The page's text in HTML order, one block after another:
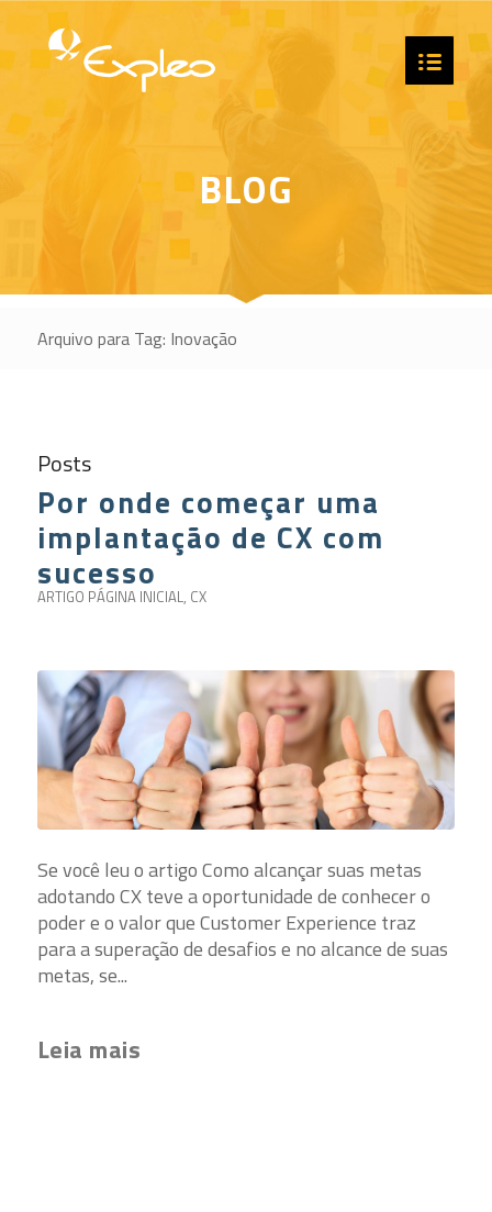
BLOG
Arquivo para Tag: Inovação
Posts
Por onde começar uma
implantação de CX com
sucesso
ARTIGO PÁGINA INICIAL, CX
Se você leu o artigo Como alcançar suas metas
adotando CX teve a oportunidade de conhecer o
poder e o valor que Customer Experience traz
para a superação de desafios e no alcance de suas
metas, se...
Leia mais